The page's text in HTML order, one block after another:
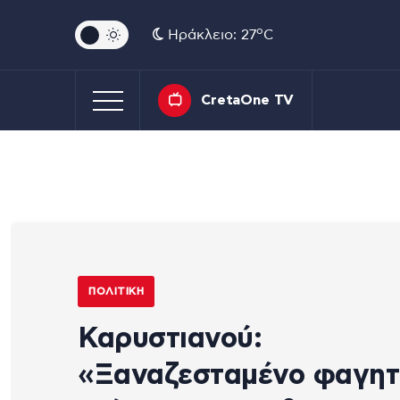
Ηράκλειο: 27oC
CretaOne TV
ΠΟΛΙΤΙΚΉ
Καρυστιανού:
«Ξαναζεσταμένο